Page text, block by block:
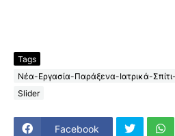
Tags
Νέα-Εργασία-Παράξενα-Ιατρικά-
Slider
Facebook